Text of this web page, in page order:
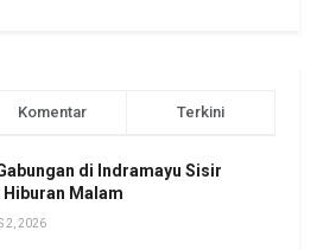
Komentar Terkini
di Indramayu Sisir
Hiburan Malam
2, 2026